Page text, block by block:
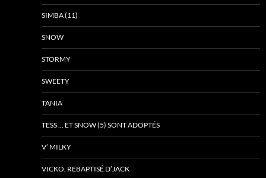
SIMBA (11)
SNOW
STORMY
SWEETY
TANIA
TESS … ET SNOW (5) SONT ADOPTÉS
V’ MILKY
VICKO, REBAPTISÉ D’JACK